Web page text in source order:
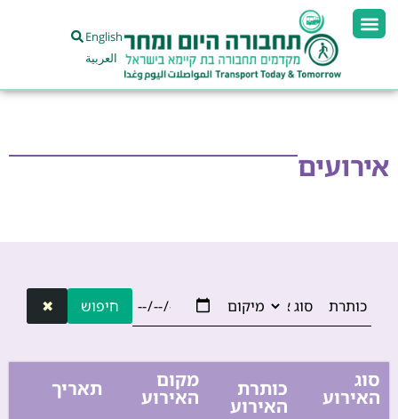
English
العربية
אירועים
חיפוש ✖
סוג
האירוע כותרת
האירוע
מקום
האירוע תאריך